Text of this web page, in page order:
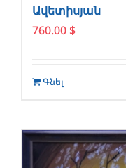
Ավետիսյան
760.00 $
Գնել